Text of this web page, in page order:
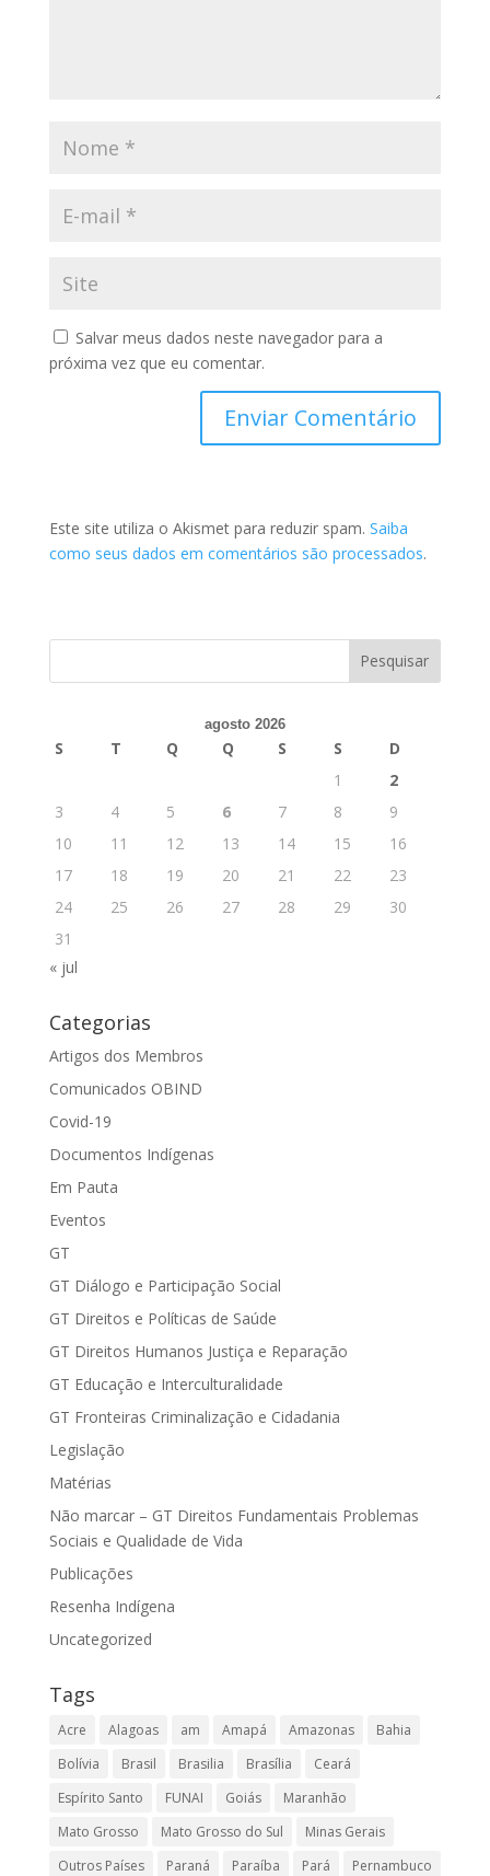
Salvar meus dados neste navegador para a
próxima vez que eu comentar.
Este site utiliza o Akismet para reduzir spam. Saiba
como seus dados em comentários são processados.
agosto 2026
S T Q Q S S
D
1
2
3
4 5 6 7 8
9
10
11 12 13 14 15
16
17
18 19 20 21 22
23
24
25 26 27 28 29
30
31
« jul
Categorias
Artigos dos Membros
Comunicados OBIND
Covid-19
Documentos Indígenas
Em Pauta
Eventos
GT
GT Diálogo e Participação Social
GT Direitos e Políticas de Saúde
GT Direitos Humanos Justiça e Reparação
GT Educação e Interculturalidade
GT Fronteiras Criminalização e Cidadania
Legislação
Matérias
Não marcar – GT Direitos Fundamentais Problemas
Sociais e Qualidade de Vida
Publicações
Resenha Indígena
Uncategorized
Tags
Acre Alagoas am Amapá Amazonas
Bahia
Bolívia
Brasil Brasilia Brasília
Ceará
Espírito Santo
FUNAI Goiás
Maranhão
Mato Grosso
Mato Grosso do Sul
Minas Gerais
Outros Países
Paraná Paraíba Pará
Pernambuco